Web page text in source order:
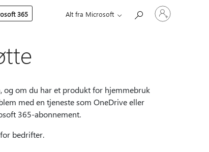
365 Alt fra Microsoft
Logg
på
kontoen
og om du har et produkt for hjemmebruk
med en tjeneste som OneDrive eller
365-abonnement.
bedrifter.